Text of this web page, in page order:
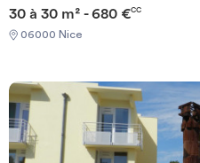
Pôle Universitaire Saint Jean
School of Journalism, Faculty
Medicine, etc .. .. It welcomes
m². All accommodations are
30 à 30 m² - 680 €CC
06000 Nice